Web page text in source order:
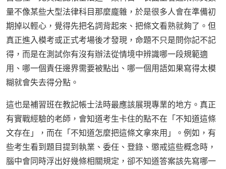
量不像某些大型法律科目那麼龐雜，於是很多人會在準備初
期掉以輕心，覺得先把名詞背起來、把條文看熟就夠了。但
真正進入模考或正式考場後才發現，命題不只是問你記不記
得，而是在測試你有沒有辦法從情境中辨識哪一段規範適
用、哪一個責任邊界需要被點出、哪一個用語如果寫得太模
糊就會失去得分點。
這也是補習班在教記帳士法時最應該展現專業的地方。真正
有實戰經驗的老師，會知道考生卡住的點不在「不知道這條
文存在」，而在「不知道怎麼把這條文拿來用」。例如，有
些考生看到題目提到執業、委任、登錄、懲戒這些概念時，
腦中會同時浮出好幾條相關規定，卻不知道答案該先寫哪一